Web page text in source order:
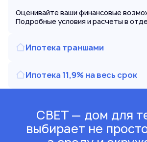
Оценивайте ваши финансовые
Подробные условия и расчеты в
Ипотека траншами
Ипотека 11,9% на весь срок
СВЕТ — дом для
выбирает не